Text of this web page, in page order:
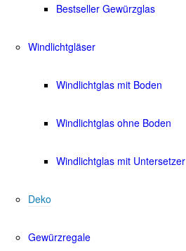
Bestseller Gewürzglas
Windlichtgläser
Windlichtglas mit Boden
Windlichtglas ohne Boden
Windlichtglas mit Untersetzer
Deko
Gewürzregale